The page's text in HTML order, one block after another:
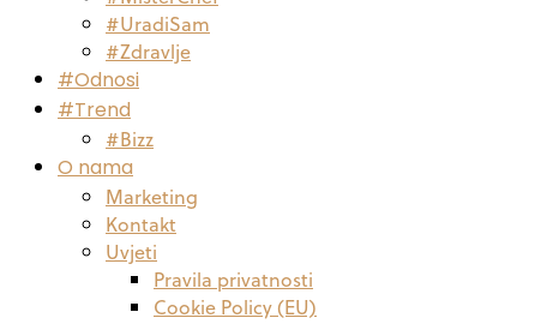
#UradiSam
#Zdravlje
#Odnosi
#Trend
#Bizz
O nama
Marketing
Kontakt
Uvjeti
Pravila privatnosti
Cookie Policy (EU)